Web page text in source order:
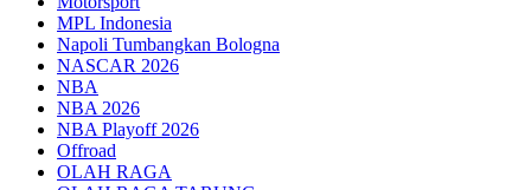
MPL Indonesia
Napoli Tumbangkan Bologna
NASCAR 2026
NBA
NBA 2026
NBA Playoff 2026
Offroad
OLAH RAGA